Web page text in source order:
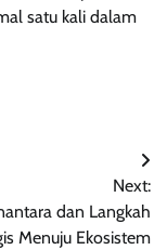
satu kali dalam
Next:
dan Langkah
Menuju Ekosistem